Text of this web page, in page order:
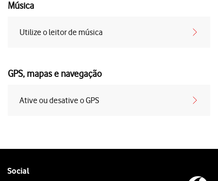
Música
Utilize o leitor de música
GPS, mapas e navegação
Ative ou desative o GPS
Follow
Social